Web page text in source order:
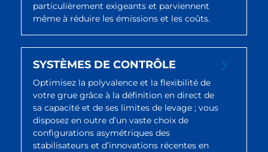
particulièrement exigeants et parviennent
même à réduire les émissions et les coûts.
SYSTÈMES DE CONTRÔLE
Optimisez la polyvalence et la flexibilité de
votre grue grâce à la définition en direct de
sa capacité et de ses limites de levage ; vous
disposez en outre d’un vaste choix de
configurations asymétriques des
stabilisateurs et d’innovations récentes en